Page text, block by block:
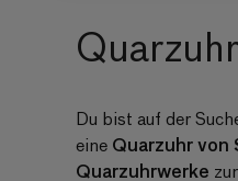
Du bist auf der
eine Quarzuhr von
Quarzuhrwerke